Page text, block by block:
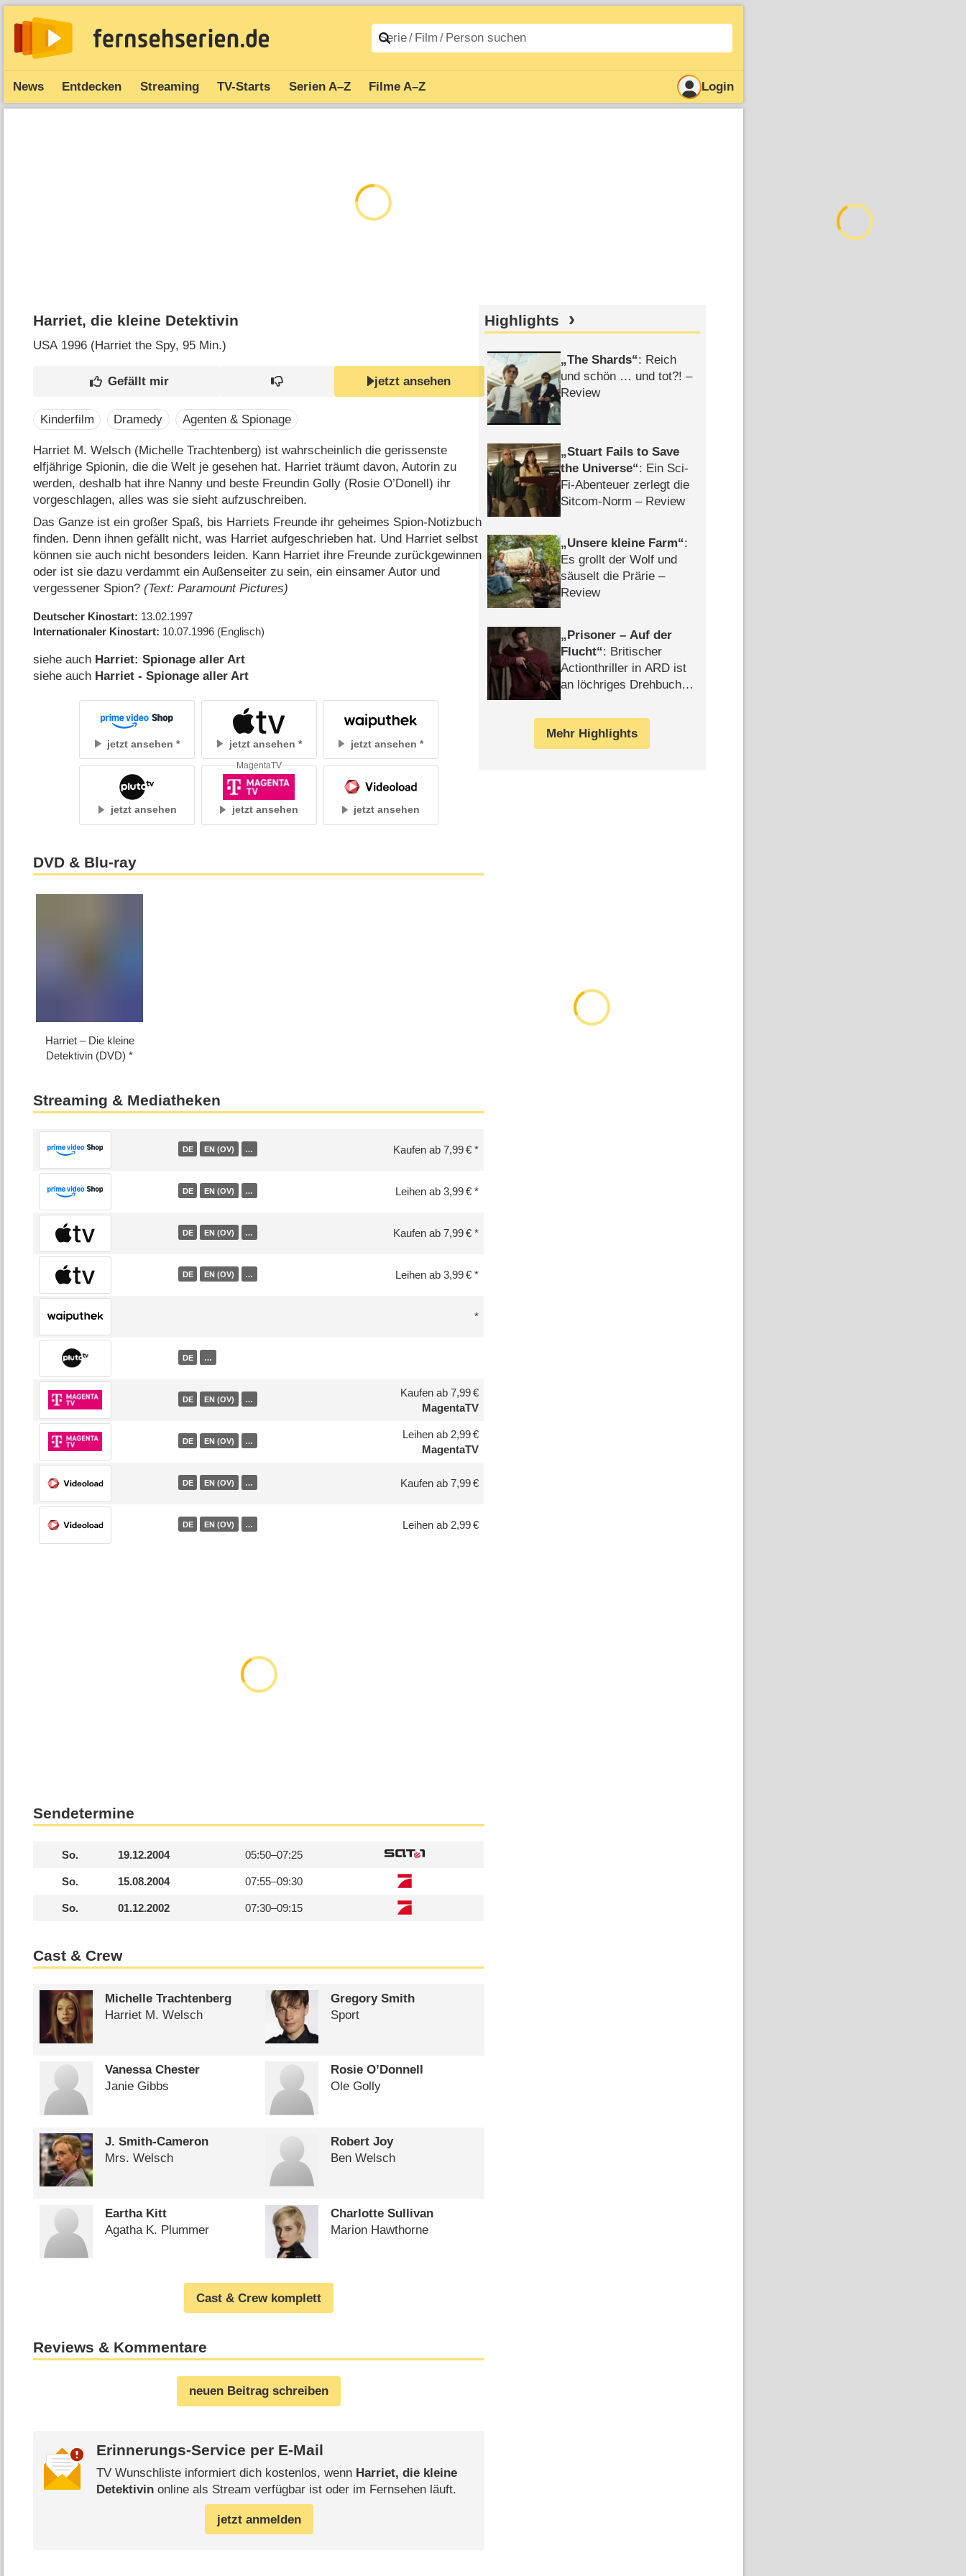
News Entdecken Streaming TV-Starts Serien A–Z Filme A–Z Login
Harriet, die kleine Detektivin
USA1996 (Harriet the Spy‎, 95 Min.)
jetzt ansehen
Kinderfilm Dramedy Agenten & Spionage
Harriet M. Welsch (Michelle Trachtenberg) ist wahrscheinlich die gerissenste
elfjährige Spionin, die die Welt je gesehen hat. Harriet träumt davon, Autorin zu
werden, deshalb hat ihre Nanny und beste Freundin Golly (Rosie O’Donell) ihr
vorgeschlagen, alles was sie sieht aufzuschreiben.
Das Ganze ist ein großer Spaß, bis Harriets Freunde ihr geheimes Spion-Notizbuch
finden. Denn ihnen gefällt nicht, was Harriet aufgeschrieben hat. Und Harriet selbst
können sie auch nicht besonders leiden. Kann Harriet ihre Freunde zurückgewinnen
oder ist sie dazu verdammt ein Außenseiter zu sein, ein einsamer Autor und
vergessener Spion?(Text: Paramount Pictures)
Deutscher Kinostart 13.02.1997
Internationaler Kinostart 10.07.1996 (Englisch)
siehe auch Harriet: Spionage aller Art
siehe auch Harriet - Spionage aller Art
jetzt ansehen jetzt ansehen jetzt ansehen
jetzt ansehen jetzt ansehen
MagentaTV
jetzt ansehen
DVD & Blu-ray
Harriet – Die kleine
Detektivin (DVD)
Streaming & Mediatheken
DE EN (OV) … Kaufen ab 7,99 €
DE EN (OV) … Leihen ab 3,99 €
DE EN (OV) … Kaufen ab 7,99 €
DE EN (OV) … Leihen ab 3,99 €
DE …
DE EN (OV) …
Kaufen ab 7,99 €
MagentaTV
DE EN (OV) …
Leihen ab 2,99 €
MagentaTV
DE EN (OV) … Kaufen ab 7,99 €
DE EN (OV) … Leihen ab 2,99 €
Sendetermine
So. 19.12.2004 05:50–07:25
So. 15.08.2004 07:55–09:30
So. 01.12.2002 07:30–09:15
Cast & Crew
Michelle Trachtenberg
Harriet M. Welsch
Gregory Smith
Sport
Vanessa Chester
Janie Gibbs
Rosie O’Donnell
Ole Golly
J. Smith-Cameron
Mrs. Welsch
Robert Joy
Ben Welsch
Eartha Kitt
Agatha K. Plummer
Charlotte Sullivan
Marion Hawthorne
Cast & Crew komplett
Reviews & Kommentare
neuen Beitrag schreiben
Erinnerungs-Service per E-Mail
TV Wunschliste informiert dich kostenlos, wenn Harriet, die kleine
Detektivinonline als Stream verfügbar ist oder im Fernsehen läuft.
jetzt anmelden
Highlights
The Shards : Reich
und schön … und tot?! –
Review
Stuart Fails to Save
the Universe : Ein Sci-
Fi-Abenteuer zerlegt die
Sitcom-Norm – Review
Unsere kleine Farm :
Es grollt der Wolf und
säuselt die Prärie –
Review
Prisoner – Auf der
Flucht : Britischer
Actionthriller in ARD ist
an löchriges Drehbuch
Mehr Highlights